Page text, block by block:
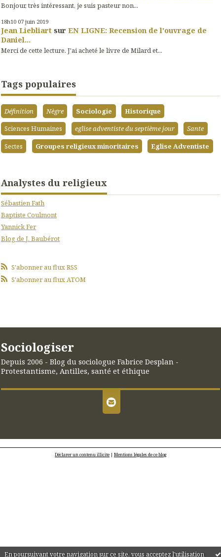
En poursuivant votre navigation sur ce site, vous acceptez l'utilisation
Bonjour, très intéressant, je suis pasteur non...
18h10 07 juin 2019
Jean Liebliart sur EN LIGNE: Recension de l'ouvrage de
Daniel...
Merci de cette lecture. J'ai acheté le livre de Milard et...
Tags populaires
Définition Nègre Sociologie
Historique
Sciences Humaines
eglise adventiste du septième jour
Sante
Sectes
Groupes religieux minoritaires Eglise Adventiste
Analystes du religieux
Sébastien Fath
Baptiste Coulmont
Yannick Fer
Blog de J. Baubérot
S'abonner au flux RSS
S'abonner au flux ATOM
Sociologiser
Depuis 2006 - Blog du sociologue Fabrice Desplan -
Protestantisme, Antilles, santé et éthique
Déclarer un contenu illicite | Mentions légales de ce blog